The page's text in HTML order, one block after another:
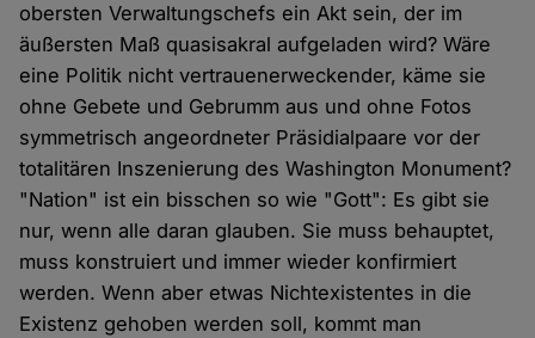
obersten Verwaltungschefs ein Akt sein, der im
äußersten Maß quasisakral aufgeladen wird? Wäre
eine Politik nicht vertrauenerweckender, käme sie
ohne Gebete und Gebrumm aus und ohne Fotos
symmetrisch angeordneter Präsidialpaare vor der
totalitären Inszenierung des Washington Monument?
"Nation" ist ein bisschen so wie "Gott": Es gibt sie
nur, wenn alle daran glauben. Sie muss behauptet,
muss konstruiert und immer wieder konfirmiert
werden. Wenn aber etwas Nichtexistentes in die
Existenz gehoben werden soll, kommt man